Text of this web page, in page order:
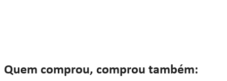
Quem comprou, comprou também: